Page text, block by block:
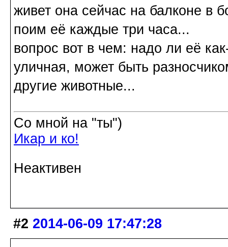
живет она сейчас на балконе в
поим её каждые три часа...
вопрос вот в чем: надо ли её
уличная, может быть
другие животные...
Со мной на "ты")
Икар и ко!
Неактивен
#2 2014-06-09 17:47:28